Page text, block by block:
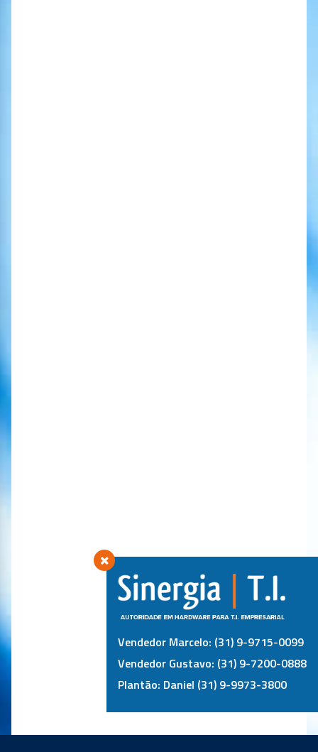
Vendedor Marcelo: (31) 9-9715-0099
Vendedor Gustavo: (31) 9-7200-0888
Plantão: Daniel (31) 9-9973-3800